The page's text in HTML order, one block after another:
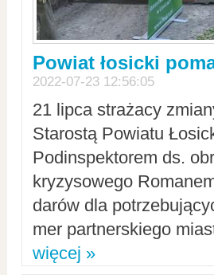
Powiat łosicki
2022-07-23 12:56:05
21 lipca strażacy
Starostą Powiatu
Podinspektorem ds.
kryzysowego
darów dla
mer partnerskiego
więcej »